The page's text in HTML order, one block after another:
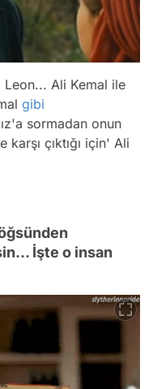
Ali Kemal ile
gibi
sormadan onun
karşı çıktığı için' Ali
İşte o insan